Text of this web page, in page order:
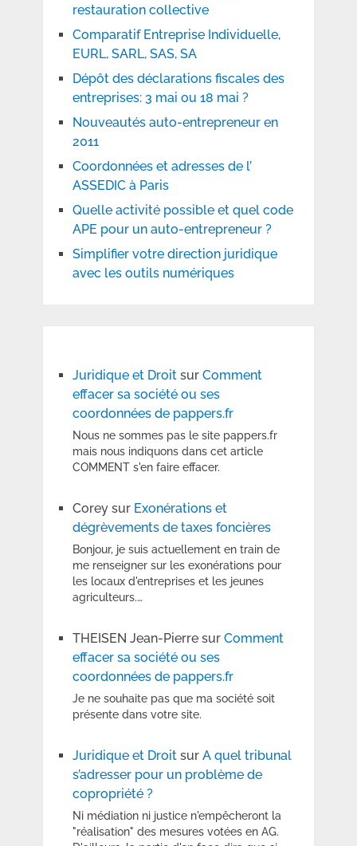
restauration collective
Comparatif Entreprise Individuelle,
EURL, SARL, SAS, SA
Dépôt des déclarations fiscales des
entreprises: 3 mai ou 18 mai ?
Nouveautés auto-entrepreneur en
2011
Coordonnées et adresses de l’
ASSEDIC à Paris
Quelle activité possible et quel code
APE pour un auto-entrepreneur ?
Simplifier votre direction juridique
avec les outils numériques
Juridique et Droitsur Comment
effacer sa société ou ses
coordonnées de pappers.fr
Nous ne sommes pas le site pappers.fr
mais nous indiquons dans cet article
COMMENT s'en faire effacer.
Coreysur Exonérations et
dégrèvements de taxes foncières
Bonjour, je suis actuellement en train de
me renseigner sur les exonérations pour
les locaux d'entreprises et les jeunes
agriculteurs.…
THEISEN Jean-Pierresur Comment
effacer sa société ou ses
coordonnées de pappers.fr
Je ne souhaite pas que ma société soit
présente dans votre site.
Juridique et Droitsur A quel tribunal
s’adresser pour un problème de
copropriété ?
Ni médiation ni justice n'empêcheront la
"réalisation" des mesures votées en AG.